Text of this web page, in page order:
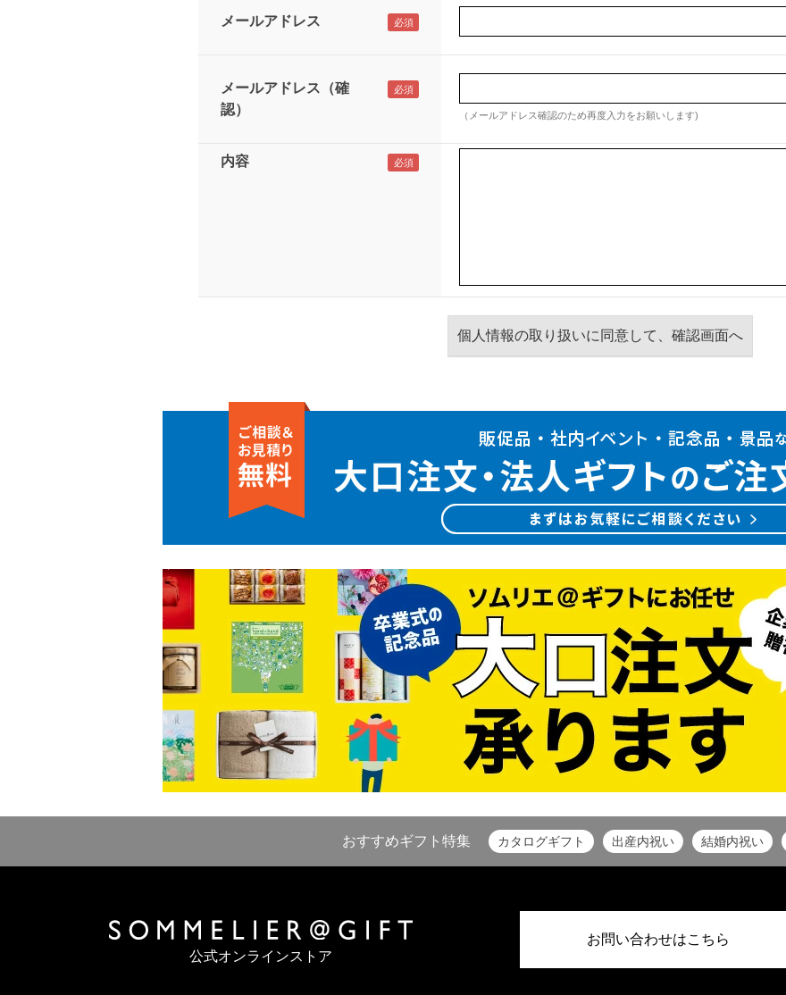
メールアドレス
メールアドレス（確
認）
（メールアドレス確認のため再度入力をお願いします)
内容
おすすめギフト特集 カタログギフト 出産内祝い 結婚内祝い
公式オンラインストア
お問い合わせはこちら